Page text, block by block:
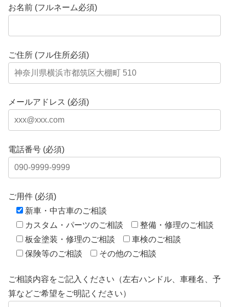
お名前 (フルネーム必須)
ご住所 (フル住所必須)
メールアドレス (必須)
電話番号 (必須)
ご用件 (必須)
新車・中古車のご相談
カスタム・パーツのご相談
整備・修理のご相談
板金塗装・修理のご相談
車検のご相談
保険等のご相談
その他のご相談
ご相談内容をご記入ください（左右ハンドル、車種名、予
算などご希望をご明記ください）